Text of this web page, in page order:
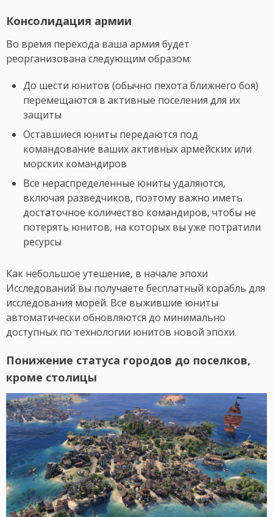
Консолидация армии
Во время перехода ваша армия будет
реорганизована следующим образом:
До шести юнитов (обычно пехота ближнего боя)
перемещаются в активные поселения для их
защиты
Оставшиеся юниты передаются под
командование ваших активных армейских или
морских командиров
Все нераспределенные юниты удаляются,
включая разведчиков, поэтому важно иметь
достаточное количество командиров, чтобы не
потерять юнитов, на которых вы уже потратили
ресурсы
Как небольшое утешение, в начале эпохи
Исследований вы получаете бесплатный корабль для
исследования морей. Все выжившие юниты
автоматически обновляются до минимально
доступных по технологии юнитов новой эпохи.
Понижение статуса городов до поселков,
кроме столицы